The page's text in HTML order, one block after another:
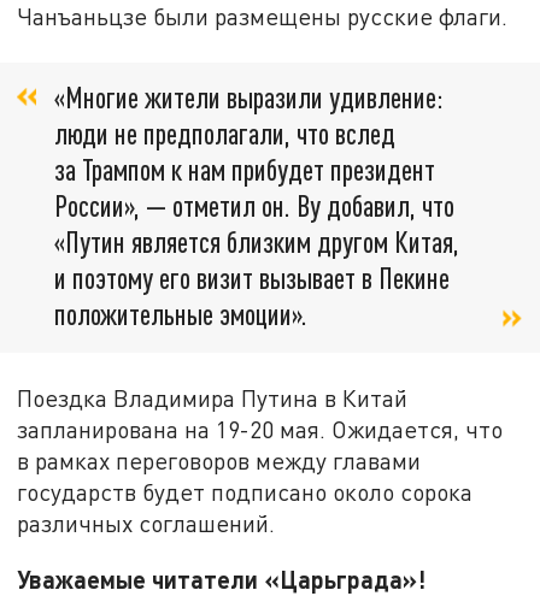
Чанъаньцзе были размещены русские флаги.
«Многие жители выразили удивление:
люди не предполагали, что вслед
за Трампом к нам прибудет президент
России», — отметил он. Ву добавил, что
«Путин является близким другом Китая,
и поэтому его визит вызывает в Пекине
положительные эмоции».
Поездка Владимира Путина в Китай
запланирована на 19-20 мая. Ожидается, что
в рамках переговоров между главами
государств будет подписано около сорока
различных соглашений.
Уважаемые читатели «Царьграда»!